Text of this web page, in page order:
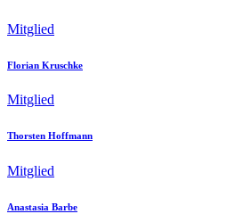
Mitglied
Florian Kruschke
Mitglied
Thorsten Hoffmann
Mitglied
Anastasia Barbe